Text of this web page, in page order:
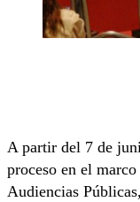
A partir del 7 de
proceso en el
Audiencias